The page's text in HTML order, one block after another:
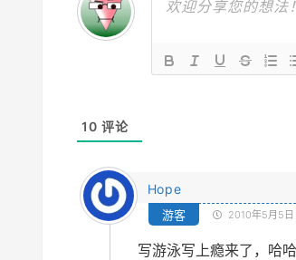
10 评论
Hope
游客 2010年5月5
写游泳写上瘾来了，哈哈